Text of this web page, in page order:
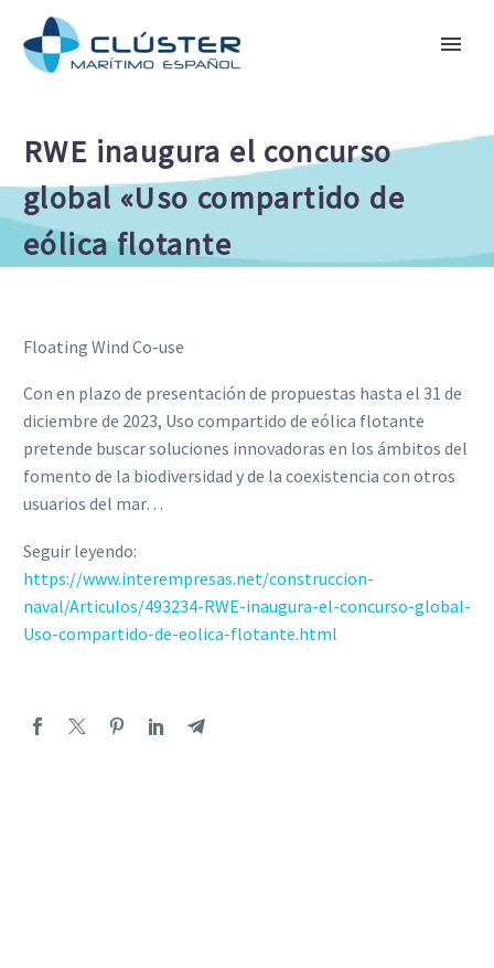
RWE inaugura el concurso
global «Uso compartido de
eólica flotante
Floating Wind Co-use
Con en plazo de presentación de propuestas hasta el 31 de
diciembre de 2023, Uso compartido de eólica flotante
pretende buscar soluciones innovadoras en los ámbitos del
fomento de la biodiversidad y de la coexistencia con otros
usuarios del mar…
Seguir leyendo:
https://www.interempresas.net/construccion-
naval/Articulos/493234-RWE-inaugura-el-concurso-global-
Uso-compartido-de-eolica-flotante.html